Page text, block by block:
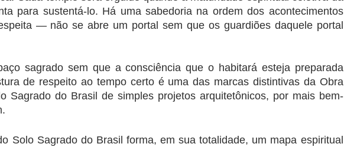
para sustentá-lo. Há uma sabedoria na ordem dos acontecimentos
— não se abre um portal sem que os guardiões daquele portal
sagrado sem que a consciência que o habitará esteja preparada
de respeito ao tempo certo é uma das marcas distintivas da Obra
Sagrado do Brasil de simples projetos arquitetônicos, por mais bem-
Solo Sagrado do Brasil forma, em sua totalidade, um mapa espiritual